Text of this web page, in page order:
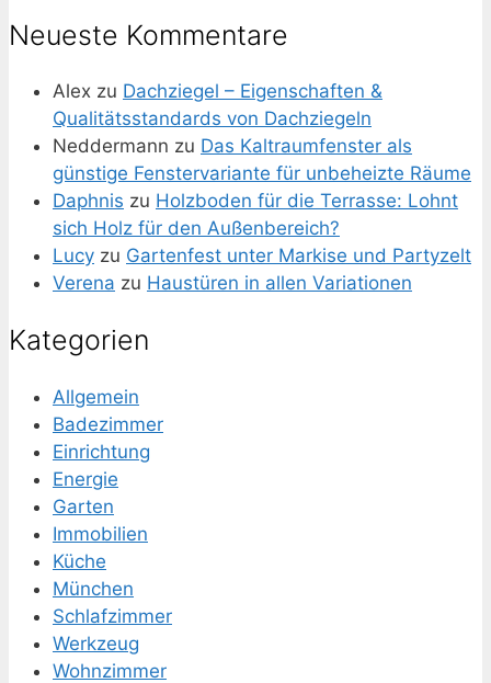
Neueste Kommentare
Alex zu Dachziegel – Eigenschaften &
Qualitätsstandards von Dachziegeln
Neddermann zu Das Kaltraumfenster als
günstige Fenstervariante für unbeheizte Räume
Daphnis zu Holzboden für die Terrasse: Lohnt
sich Holz für den Außenbereich?
Lucy zu Gartenfest unter Markise und Partyzelt
Verena zu Haustüren in allen Variationen
Kategorien
Allgemein
Badezimmer
Einrichtung
Energie
Garten
Immobilien
Küche
München
Schlafzimmer
Werkzeug
Wohnzimmer